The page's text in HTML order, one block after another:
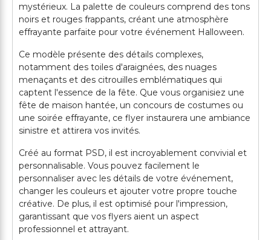
mystérieux. La palette de couleurs comprend des tons
noirs et rouges frappants, créant une atmosphère
effrayante parfaite pour votre événement Halloween.
Ce modèle présente des détails complexes,
notamment des toiles d'araignées, des nuages
menaçants et des citrouilles emblématiques qui
captent l'essence de la fête. Que vous organisiez une
fête de maison hantée, un concours de costumes ou
une soirée effrayante, ce flyer instaurera une ambiance
sinistre et attirera vos invités.
Créé au format PSD, il est incroyablement convivial et
personnalisable. Vous pouvez facilement le
personnaliser avec les détails de votre événement,
changer les couleurs et ajouter votre propre touche
créative. De plus, il est optimisé pour l'impression,
garantissant que vos flyers aient un aspect
professionnel et attrayant.